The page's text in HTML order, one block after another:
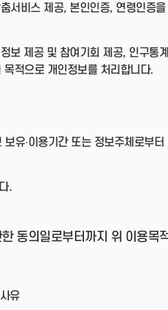
서비스 제공, 본인인증, 연령인증
보 제공 및 참여기회 제공, 인구
적으로 개인정보를 처리합니다.
유·이용기간 또는 정보주체로부
.
동의일로부터까지 위 이용목
유